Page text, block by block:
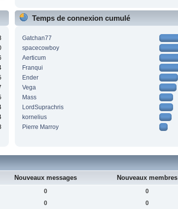
Temps de connexion cumulé
Gatchan77
spacecowboy
Aerticum
Franqui
Ender
Vega
Mass
LordSuprachris
kornelius
Pierre Marroy
Nouveaux messages Nouveaux membres
0 0
0 0